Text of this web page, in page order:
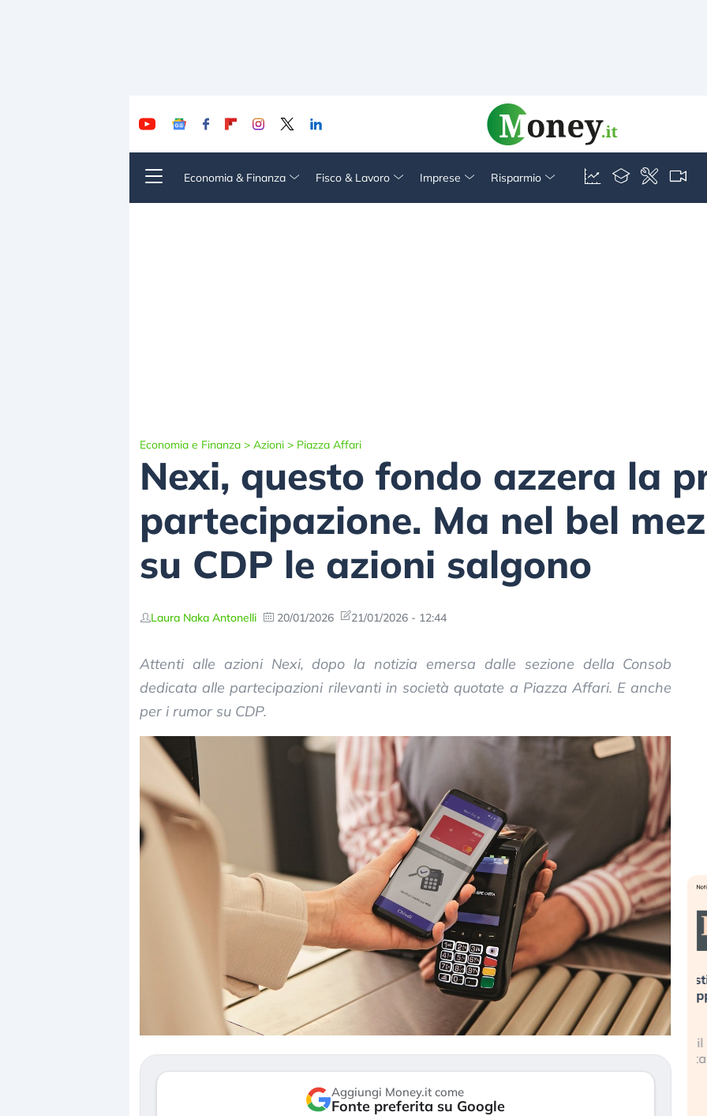
Economia & Finanza Fisco & Lavoro Imprese Risparmio
Economia e Finanza > Azioni > Piazza Affari
Nexi, questo fondo azzera la
partecipazione. Ma nel bel
su CDP le azioni salgono
Laura Naka Antonelli 20/01/2026 21/01/2026 - 12:44
Attenti alle azioni Nexi, dopo la notizia emersa dalle sezione della Consob
dedicata alle partecipazioni rilevanti in società quotate a Piazza Affari. E anche
per i rumor su CDP.
Aggiungi Money.it come
Fonte preferita su Google
Dalle valutazioni estreme alla
correzione. Cosa sta guidando il
repricing degli asset?
mostrando segni di stanchezza
verso le (…)
«La mia vita è rovinata». Investitori
in preda al panico dopo lo scoppio
della bolla AI
Kospi, mentre gli investitori retail (…)
30 luglio 2026